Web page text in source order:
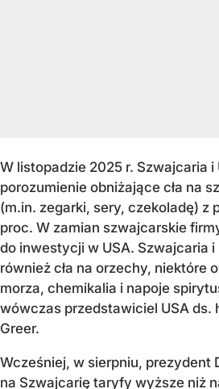
W listopadzie 2025 r. Szwajcaria i
porozumienie obniżające cła na
(m.in. zegarki, sery, czekoladę) z
proc. W zamian szwajcarskie
do inwestycji w USA. Szwajcaria
również cła na orzechy, niektóre
morza, chemikalia i napoje
wówczas przedstawiciel USA ds.
Greer.
Wcześniej, w sierpniu, prezydent
na Szwajcarię taryfy wyższe niż